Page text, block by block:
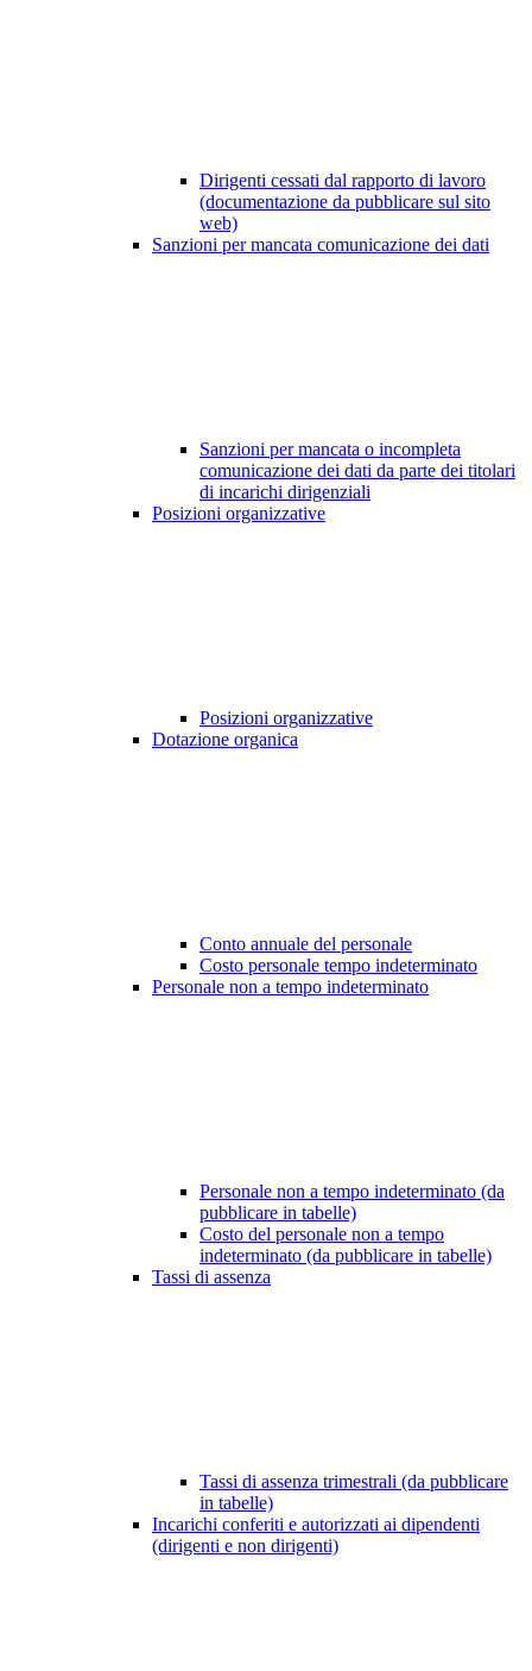
Dirigenti cessati dal rapporto di lavoro
(documentazione da pubblicare sul sito
web)
Sanzioni per mancata comunicazione dei dati
Sanzioni per mancata o incompleta
comunicazione dei dati da parte dei titolari
di incarichi dirigenziali
Posizioni organizzative
Posizioni organizzative
Dotazione organica
Conto annuale del personale
Costo personale tempo indeterminato
Personale non a tempo indeterminato
Personale non a tempo indeterminato (da
pubblicare in tabelle)
Costo del personale non a tempo
indeterminato (da pubblicare in tabelle)
Tassi di assenza
Tassi di assenza trimestrali (da pubblicare
in tabelle)
Incarichi conferiti e autorizzati ai dipendenti
(dirigenti e non dirigenti)